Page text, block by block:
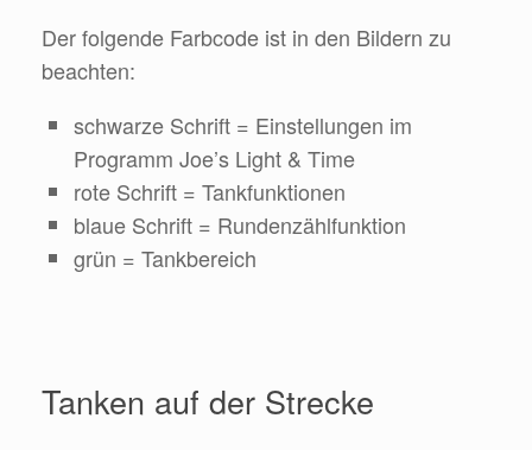
Der folgende Farbcode ist in den Bildern zu
beachten:
schwarze Schrift = Einstellungen im
Programm Joe’s Light & Time
rote Schrift = Tankfunktionen
blaue Schrift = Rundenzählfunktion
grün = Tankbereich
Tanken auf der Strecke